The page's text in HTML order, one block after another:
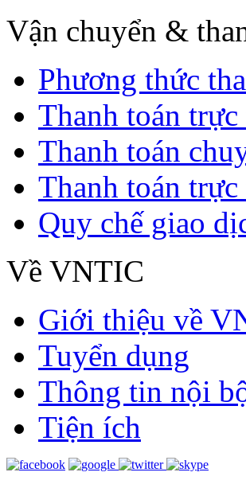
Vận chuyển &
Phương thức
Thanh toán trực
Thanh toán
Thanh toán trực
Quy chế giao
Về VNTIC
Giới thiệu về
Tuyển dụng
Thông tin nội
Tiện ích